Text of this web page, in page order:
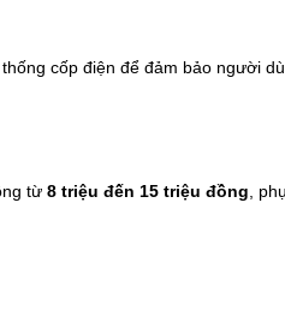
cốp điện để đảm bảo người
từ 8 triệu đến 15 triệu đồng ,